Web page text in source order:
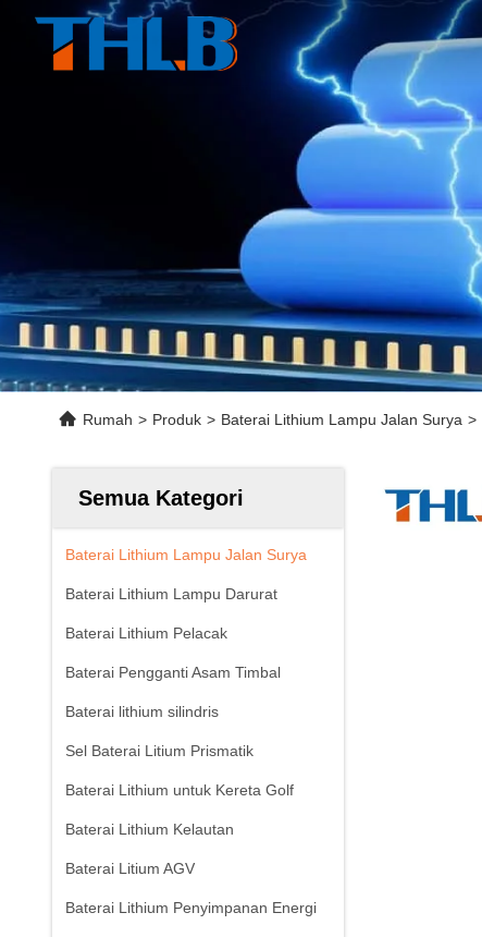
Rumah > Produk > Baterai Lithium Lampu Jalan Surya >
Semua Kategori
Baterai Lithium Lampu Jalan Surya
Baterai Lithium Lampu Darurat
Baterai Lithium Pelacak
Baterai Pengganti Asam Timbal
Baterai lithium silindris
Sel Baterai Litium Prismatik
Baterai Lithium untuk Kereta Golf
Baterai Lithium Kelautan
Baterai Litium AGV
Baterai Lithium Penyimpanan Energi